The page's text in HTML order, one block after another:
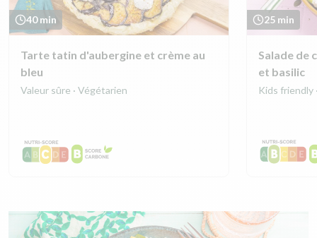
40 min
Tarte tatin d'aubergine et crème au
bleu
Valeur sûre · Végétarien
25 min
Salade de
et basilic
Kids friendly